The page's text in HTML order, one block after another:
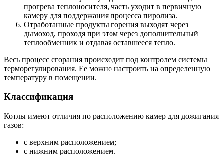
прогрева теплоносителя, часть уходит в первичную
камеру для поддержания процесса пиролиза.
Отработанные продукты горения выходят через
дымоход, проходя при этом через дополнительный
теплообменник и отдавая оставшееся тепло.
Весь процесс сгорания происходит под контролем системы
терморегулирования. Ее можно настроить на определенную
температуру в помещении.
Классификация
Котлы имеют отличия по расположению камер для дожигания
газов:
с верхним расположением;
с нижним расположением.